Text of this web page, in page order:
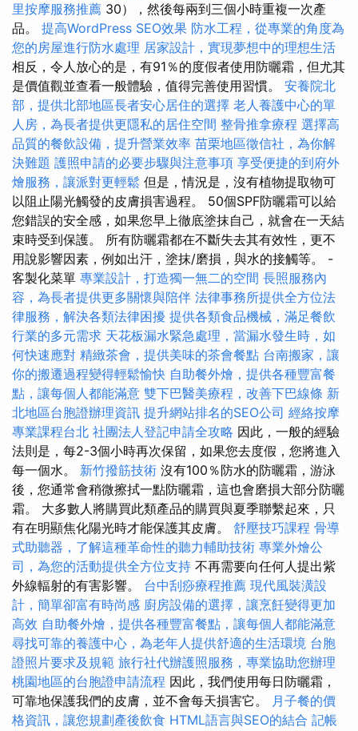
里按摩服務推薦 30），然後每兩到三個小時重複一次產
品。 提高WordPress SEO效果 防水工程，從專業的角度為
您的房屋進行防水處理 居家設計，實現夢想中的理想生活
相反，令人放心的是，有91％的度假者使用防曬霜，但尤其
是價值觀並查看一般體驗，值得完善使用習慣。 安養院北
部，提供北部地區長者安心居住的選擇 老人養護中心的單
人房，為長者提供更隱私的居住空間 整骨推拿療程 選擇高
品質的餐飲設備，提升營業效率 苗栗地區徵信社，為你解
決難題 護照申請的必要步驟與注意事項 享受便捷的到府外
燴服務，讓派對更輕鬆 但是，情況是，沒有植物提取物可
以阻止陽光觸發的皮膚損害過程。 50個SPF防曬霜可以給
您錯誤的安全感，如果您早上徹底塗抹自己，就會在一天結
束時受到保護。 所有防曬霜都在不斷失去其有效性，更不
用說影響因素，例如出汗，塗抹/磨損，與水的接觸等。 -
客製化菜單 專業設計，打造獨一無二的空間 長照服務內
容，為長者提供更多關懷與陪伴 法律事務所提供全方位法
律服務，解決各類法律困擾 提供各類食品機械，滿足餐飲
行業的多元需求 天花板漏水緊急處理，當漏水發生時，如
何快速應對 精緻茶會，提供美味的茶會餐點 台南搬家，讓
你的搬遷過程變得輕鬆愉快 自助餐外燴，提供各種豐富餐
點，讓每個人都能滿意 雙下巴醫美療程，改善下巴線條 新
北地區台胞證辦理資訊 提升網站排名的SEO公司 經絡按摩
專業課程台北 社團法人登記申請全攻略 因此，一般的經驗
法則是，每2-3個小時再次保留，如果您去度假，您將進入
每一個水。 新竹撥筋技術 沒有100％防水的防曬霜，游泳
後，您通常會稍微擦拭一點防曬霜，這也會磨損大部分防曬
霜。 大多數人將購買此類產品的購買與夏季聯繫起來，只
有在明顯焦化陽光時才能保護其皮膚。 舒壓技巧課程 骨導
式助聽器，了解這種革命性的聽力輔助技術 專業外燴公
司，為您的活動提供全方位支持 不再需要向任何人提出紫
外線輻射的有害影響。 台中刮痧療程推薦 現代風裝潢設
計，簡單卻富有時尚感 廚房設備的選擇，讓烹飪變得更加
高效 自助餐外燴，提供各種豐富餐點，讓每個人都能滿意
尋找可靠的養護中心，為老年人提供舒適的生活環境 台胞
證照片要求及規範 旅行社代辦護照服務，專業協助您辦理
桃園地區的台胞證申請流程 因此，我們使用每日防曬霜，
可靠地保護我們的皮膚，並不會每天損害它。 月子餐的價
格資訊，讓您規劃產後飲食 HTML語言與SEO的結合 記帳